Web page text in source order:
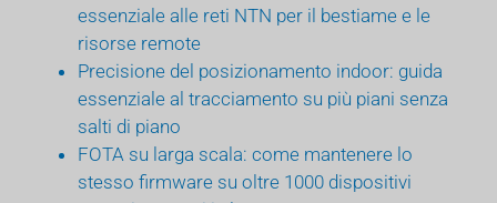
essenziale alle reti NTN per il bestiame e le
risorse remote
Precisione del posizionamento indoor: guida
essenziale al tracciamento su più piani senza
salti di piano
FOTA su larga scala: come mantenere lo
stesso firmware su oltre 1000 dispositivi